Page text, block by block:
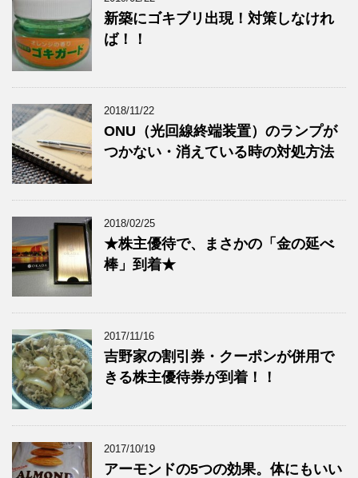
新築にゴキブリ出現！対策しなけれ
ば！！
2018/11/22
ONU（光回線終端装置）のランプが
つかない・消えている時の対処方法
2018/02/25
★株主優待で、まさかの「金の延べ
棒」到着★
2017/11/16
吉野家の割引券・クーポンが併用で
きる株主優待券が到着！！
2017/10/19
アーモンドの5つの効果。体にもいい